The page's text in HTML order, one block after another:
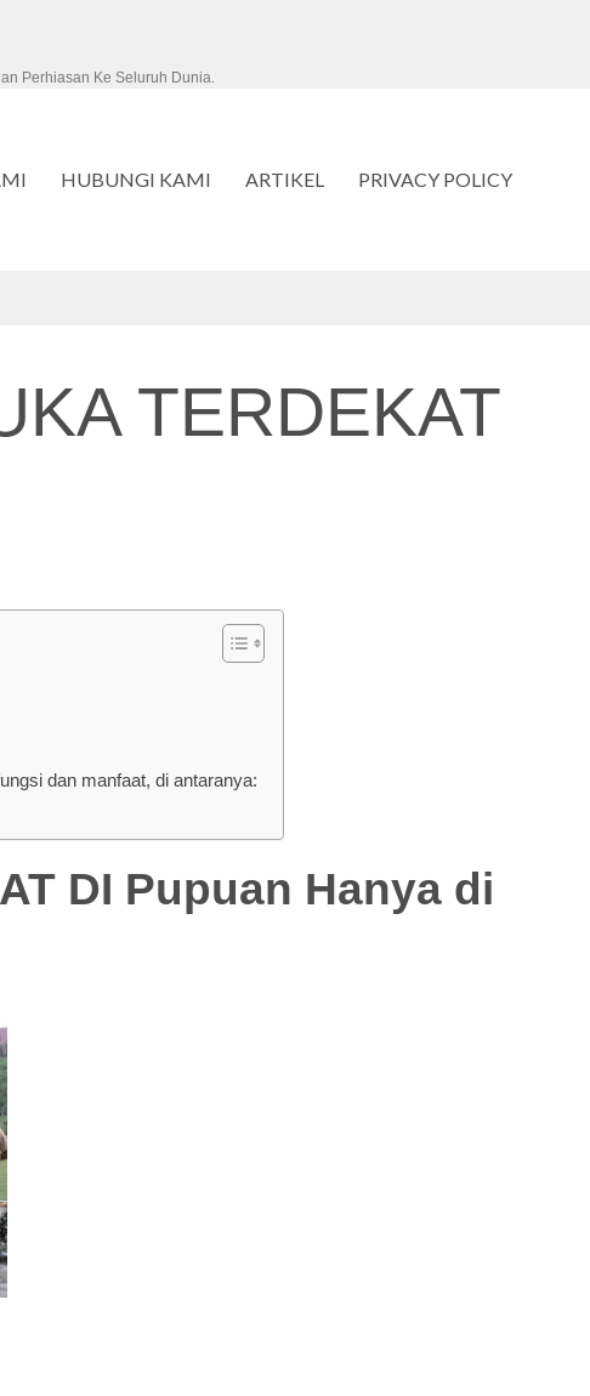
Perhiasan Ke Seluruh Dunia.
HUBUNGI KAMI ARTIKEL PRIVACY POLICY
TERDEKAT
dan manfaat, di antaranya:
DI Pupuan Hanya di